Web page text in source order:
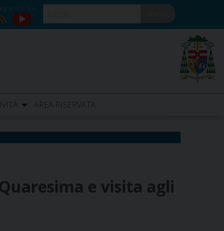
RSS
YouTube
AREA RISERVATA
e visita agli